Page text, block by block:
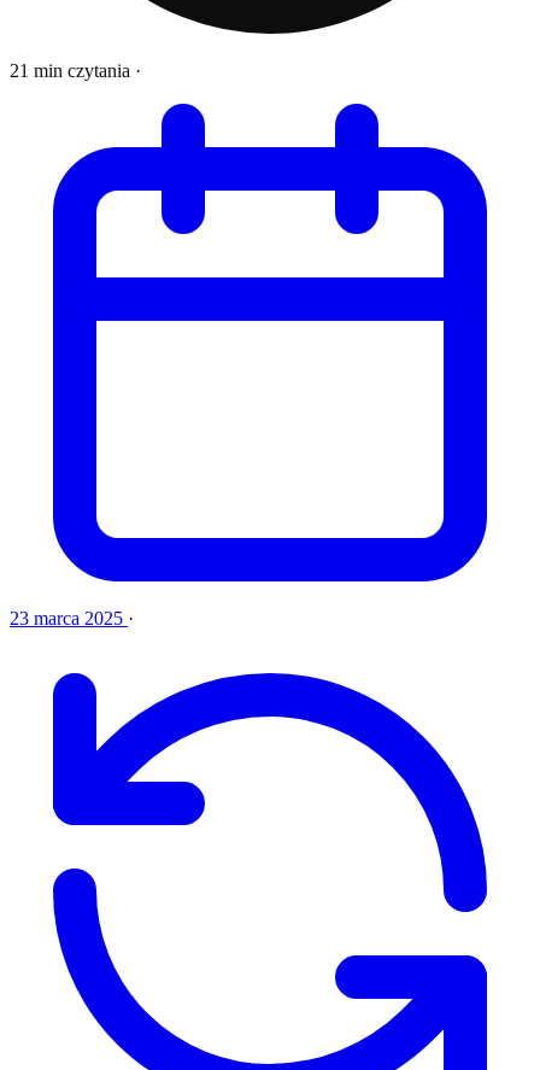
21 min czytania ·
23 marca 2025 ·